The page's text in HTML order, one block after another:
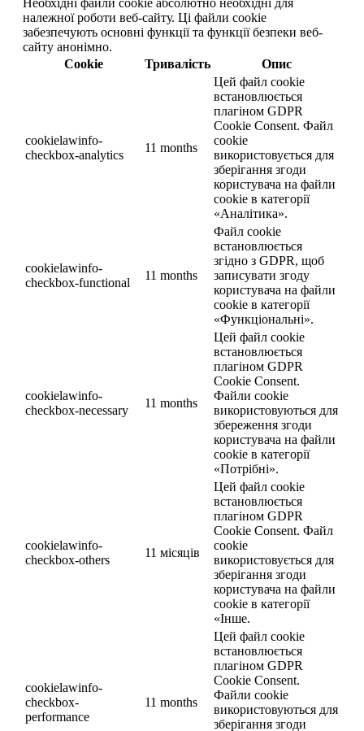
належної роботи веб-сайту. Ці файли cookie
забезпечують основні функції та функції безпеки веб-
сайту анонімно.
Cookie
Тривалість Опис
cookielawinfo-
checkbox-analytics
11 months
Цей файл cookie
встановлюється
плагіном GDPR
Cookie Consent. Файл
cookie
використовується для
зберігання згоди
користувача на файли
cookie в категорії
«Аналітика».
cookielawinfo-
checkbox-functional
11 months
Файл cookie
встановлюється
згідно з GDPR, щоб
записувати згоду
користувача на файли
cookie в категорії
«Функціональні».
cookielawinfo-
checkbox-necessary
11 months
Цей файл cookie
встановлюється
плагіном GDPR
Cookie Consent.
Файли cookie
використовуються для
збереження згоди
користувача на файли
cookie в категорії
«Потрібні».
cookielawinfo-
checkbox-others
11 місяців
Цей файл cookie
встановлюється
плагіном GDPR
Cookie Consent. Файл
cookie
використовується для
зберігання згоди
користувача на файли
cookie в категорії
«Інше.
cookielawinfo-
checkbox-
performance
11 months
Цей файл cookie
встановлюється
плагіном GDPR
Cookie Consent.
Файли cookie
використовуються для
зберігання згоди